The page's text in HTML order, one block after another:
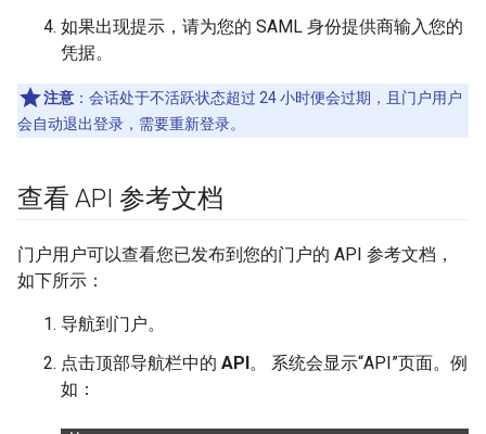
如果出现提示，请为您的 SAML 身份提供商输入您的
凭据。
注意 ：会话处于不活跃状态超过 24 小时便会过期，且门户用户
会自动退出登录，需要重新登录。
查看 API 参考文档
门户用户可以查看您已发布到您的门户的 API 参考文档，
如下所示：
导航到门户。
点击顶部导航栏中的 API 。 系统会显示“API”页面。例
如：